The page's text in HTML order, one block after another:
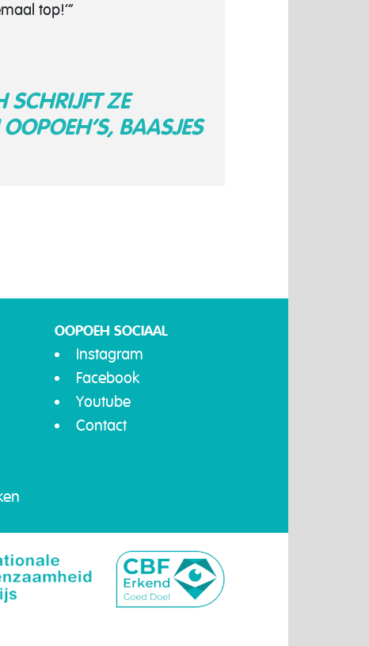
top!’”
SCHRIJFT ZE
BAASJES
OOPOEH SOCIAAL
Instagram
Facebook
Youtube
Contact